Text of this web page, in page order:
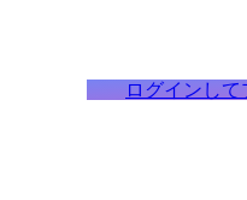
ログインし